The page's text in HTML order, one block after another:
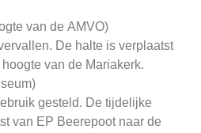
van de AMVO)
De halte is verplaatst
van de Mariakerk.
gesteld. De tijdelijke
van EP Beerepoot naar de